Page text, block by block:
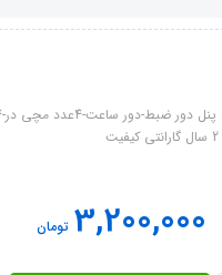
3,200,000 تومان